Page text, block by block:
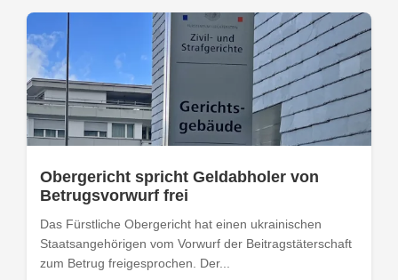
Obergericht spricht Geldabholer von
Betrugsvorwurf frei
Das Fürstliche Obergericht hat einen ukrainischen
Staatsangehörigen vom Vorwurf der Beitragstäterschaft
zum Betrug freigesprochen. Der...